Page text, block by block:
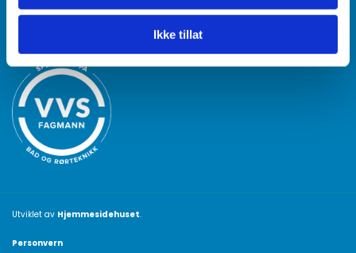
Ikke tillat
ÅPNINGSTIDER
Utviklet av Hjemmesidehuset.
Personvern